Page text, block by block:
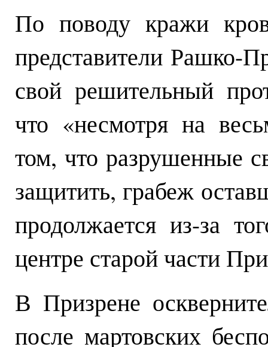
По поводу кражи
представители Рашко-
свой решительный
что «несмотря на
том, что разрушенные
защитить, грабеж
продолжается из-за
центре старой части
В Призрене
после мартовских